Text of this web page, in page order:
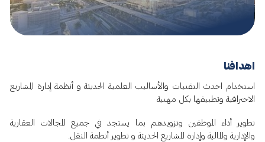
اهدافنا
استخدام احدث التقنيات والأساليب العلمية الحديثة و أنظمة إدارة المشاريع
الاحترافية وتطبيقها بكل مهنية
تطوير أداء الموظفين وتزويدهم بما يستجد في جميع المجالات العقارية
والإدارية والمالية وإدارة المشاريع الحديثة و تطوير أنظمة النقل.